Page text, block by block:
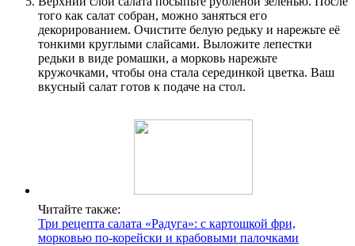
того как салат собран, можно заняться его
декорированием. Очистите белую редьку и нарежьте её
тонкими круглыми слайсами. Выложите лепестки
редьки в виде ромашки, а морковь нарежьте
кружочками, чтобы она стала серединкой цветка. Ваш
вкусный салат готов к подаче на стол.
Читайте также:
Три рецепта салата «Радуга»: с картошкой фри,
морковью по-корейски и крабовыми палочками